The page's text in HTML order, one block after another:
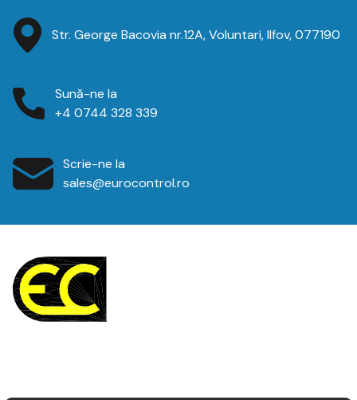
Str. George Bacovia nr.12A, Voluntari, Ilfov, 077190
Sună-ne la
+4 0744 328 339
Scrie-ne la
sales@eurocontrol.ro